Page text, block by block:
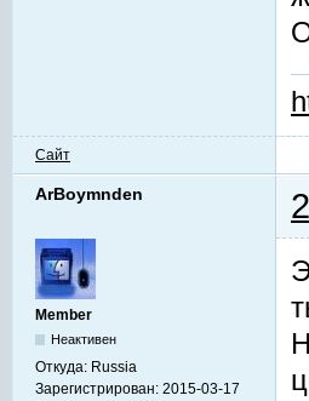
Сайт
ArBoymnden
Member
Неактивен
Откуда: Russia
Зарегистрирован: 2015-03-17